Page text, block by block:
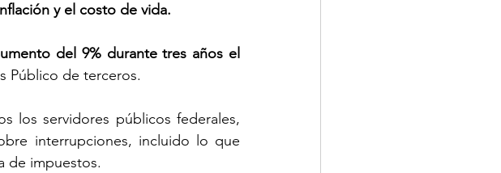
y el costo de vida.
del 9% durante tres años el
Público de terceros.
los servidores públicos federales,
interrupciones, incluido lo que
de impuestos.